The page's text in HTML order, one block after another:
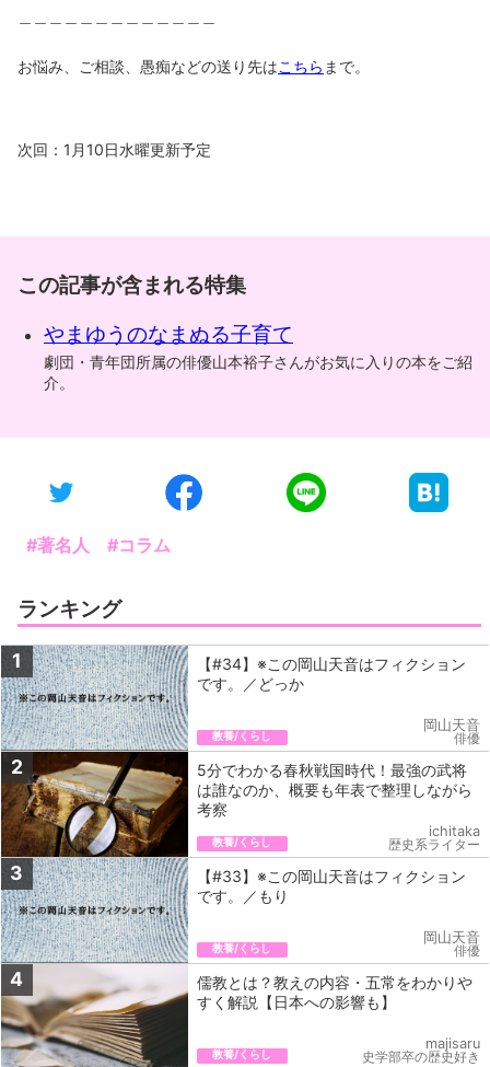
お悩み、ご相談、愚痴などの送り先はこちら まで。
次回：1月10日水曜更新予定
この記事が含まれる特集
やまゆうのなまぬる子育て
劇団・青年団所属の俳優山本裕子さんがお気に入りの本をご紹
介。
#著名人 #コラム
ランキング
1
【#34】※この岡山天音はフィクション
です。／どっか
教養/くらし
岡山天音
俳優
2
5分でわかる春秋戦国時代！最強の武将
は誰なのか、概要も年表で整理しながら
考察
教養/くらし
ichitaka
歴史系ライター
3
【#33】※この岡山天音はフィクション
です。／もり
教養/くらし
岡山天音
俳優
4
儒教とは？教えの内容・五常をわかりや
すく解説【日本への影響も】
教養/くらし
majisaru
史学部卒の歴史好き